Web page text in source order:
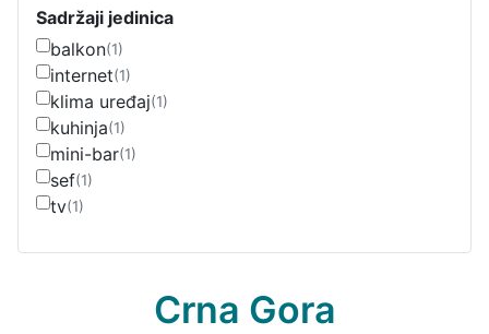
Crna Gora
Sadržaji jedinica
balkon(1)
internet(1)
klima uređaj(1)
kuhinja(1)
mini-bar(1)
sef(1)
tv(1)